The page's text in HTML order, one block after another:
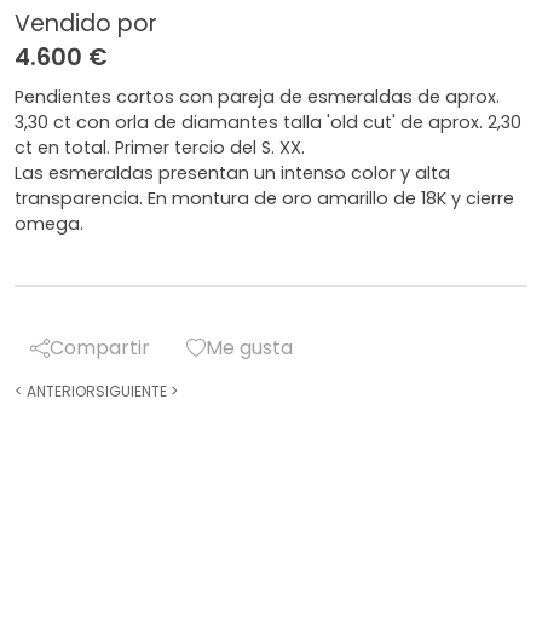
Vendido por
4.600 €
Pendientes cortos con pareja de esmeraldas de aprox.
3,30 ct con orla de diamantes talla 'old cut' de aprox. 2,30
ct en total. Primer tercio del S. XX.
Las esmeraldas presentan un intenso color y alta
transparencia. En montura de oro amarillo de 18K y cierre
omega.
Compartir Me gusta
< ANTERIORSIGUIENTE >